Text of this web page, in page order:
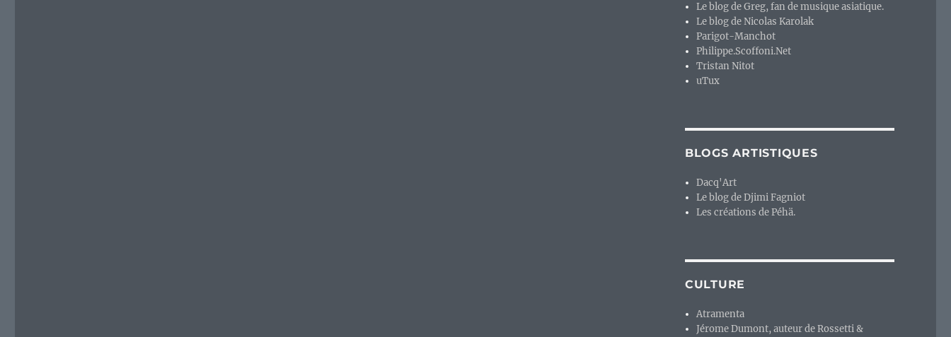
Le blog de Greg, fan de musique asiatique.
Le blog de Nicolas Karolak
Parigot-Manchot
Philippe.Scoffoni.Net
Tristan Nitot
uTux
BLOGS ARTISTIQUES
Dacq'Art
Le blog de Djimi Fagniot
Les créations de Péhä.
CULTURE
Atramenta
Jérome Dumont, auteur de Rossetti &